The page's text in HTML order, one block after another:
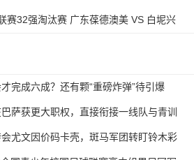
赛32强淘汰赛 广东葆德澳美 VS 白坭兴
完成六成？还有颗“重磅炸弹”待引爆
萨获更大职权，直接衔接一线队与青训
尤文因价码卡壳，斑马军团转盯铃木彩